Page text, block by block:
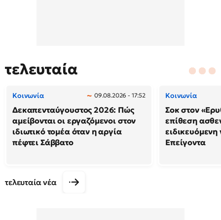
τελευταία
Κοινωνία 09.08.2026 - 17:52
Δεκαπενταύγουστος 2026: Πώς
αμείβονται οι εργαζόμενοι στον
ιδιωτικό τομέα όταν η αργία
πέφτει Σάββατο
Κοινωνία
Σοκ στον
επίθεση
Επείγοντα
τελευταία νέα